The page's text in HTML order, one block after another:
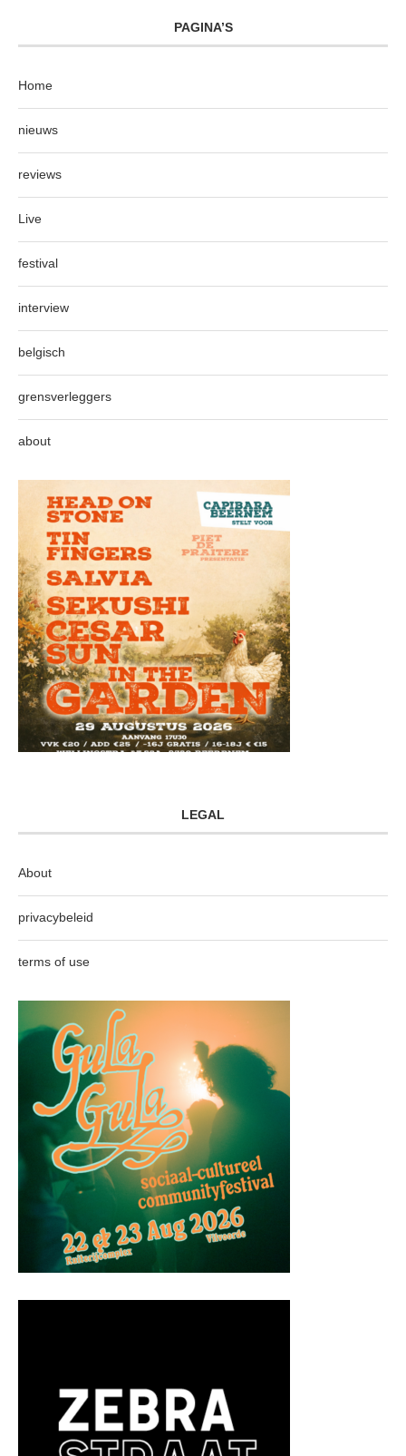
PAGINA’S
Home
nieuws
reviews
Live
festival
interview
belgisch
grensverleggers
about
LEGAL
About
privacybeleid
terms of use